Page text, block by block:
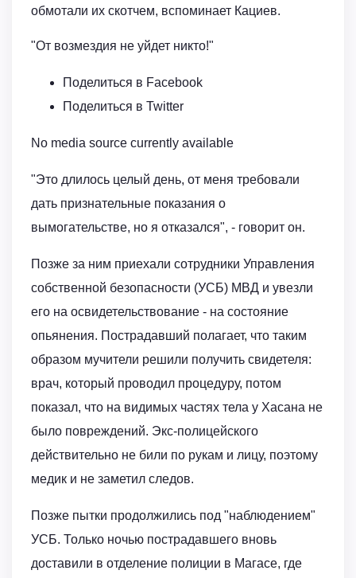
обмотали их скотчем, вспоминает Кациев.
"От возмездия не уйдет никто!"
Поделиться в Facebook
Поделиться в Twitter
No media source currently available
"Это длилось целый день, от меня требовали
дать признательные показания о
вымогательстве, но я отказался", - говорит он.
Позже за ним приехали сотрудники Управления
собственной безопасности (УСБ) МВД и увезли
его на освидетельствование - на состояние
опьянения. Пострадавший полагает, что таким
образом мучители решили получить свидетеля:
врач, который проводил процедуру, потом
показал, что на видимых частях тела у Хасана не
было повреждений. Экс-полицейского
действительно не били по рукам и лицу, поэтому
медик и не заметил следов.
Позже пытки продолжились под "наблюдением"
УСБ. Только ночью пострадавшего вновь
доставили в отделение полиции в Магасе, где